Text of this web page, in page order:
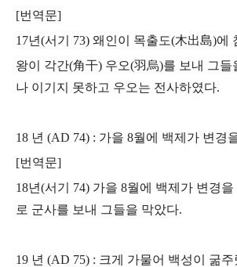
[번역문]
17년(서기 73) 왜인이 목출도(木出島)에
왕이 각간(角干) 우오(羽烏)를 보내 그들
나 이기지 못하고 우오는 전사하였다.
18 년 (AD 74) : 가을 8월에 백제가 변경
[번역문]
18년(서기 74) 가을 8월에 백제가 변경
로 군사를 보내 그들을 막았다.
19 년 (AD 75) : 크게 가물어 백성이 굶주